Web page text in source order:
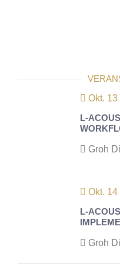
Okt.
L-
Groh
Okt.
L-
Groh